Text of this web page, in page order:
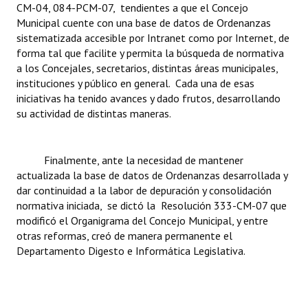
Antiguos Pobladores
Noticias Destacadas
Registros y Distinciones
Datos Históricos
Audiencias Públicas - Registro
Mujeres que Dejaron Huellas - Registro
Periodistas Decanos - Registro
Ciudadano Ilustre - Registro
CM-04, 084-PCM-07, tendientes a que el Concejo
Municipal cuente con una base de datos de Ordenanzas
sistematizada accesible por Intranet como por Internet, de
forma tal que facilite y permita la búsqueda de normativa
a los Concejales, secretarios, distintas áreas municipales,
instituciones y público en general. Cada una de esas
iniciativas ha tenido avances y dado frutos, desarrollando
su actividad de distintas maneras.
Finalmente, ante la necesidad de mantener
actualizada la base de datos de Ordenanzas desarrollada y
dar continuidad a la labor de depuración y consolidación
normativa iniciada, se dictó la Resolución 333-CM-07 que
modificó el Organigrama del Concejo Municipal, y entre
otras reformas, creó de manera permanente el
Departamento Digesto e Informática Legislativa.